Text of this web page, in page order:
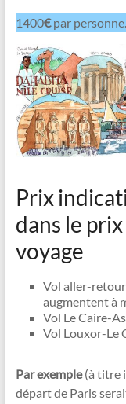
1400€par personne.
Prix
dans le
voyage
Vol aller-retour
augmentent à
Vol Le Caire-
Vol Louxor-Le
Par exemple(à titre
départ de Paris